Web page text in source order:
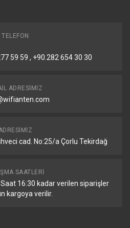
TELEFON
59 59 , +90.282 654 30 30
ADRESIMIZ
cad. No:25/a Çorlu Tekirdağ
SAATLERI
Saat 16:30 kadar verilen siparişler
kargoya verilir.